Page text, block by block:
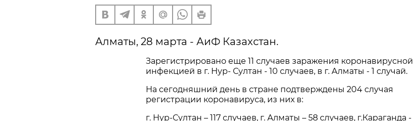
Алматы, 28 марта - АиФ Казахстан.
Зарегистрировано еще 11 случаев заражения коронавирусной
инфекцией в г. Нур- Султан - 10 случаев, в г. Алматы - 1 случай.
На сегодняшний день в стране подтверждены 204 случая
регистрации коронавируса, из них в:
г. Нур-Султан – 117 случаев, г. Алматы – 58 случаев, г.Караганда -